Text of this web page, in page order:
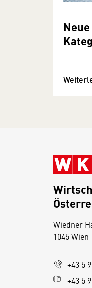
Wiedner
1045 Wien
+43 5
+43 5